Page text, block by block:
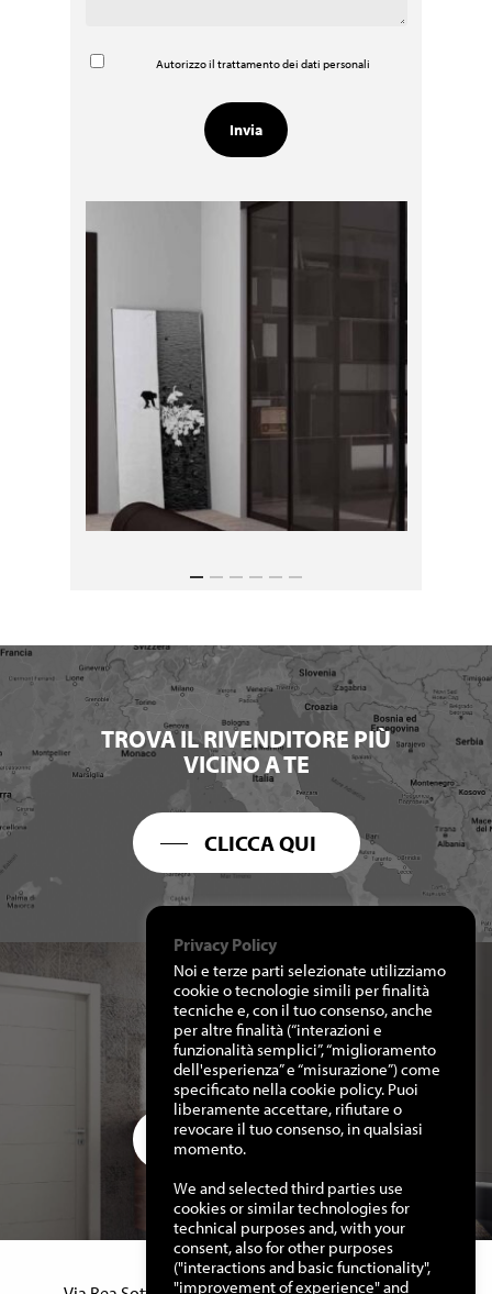
Autorizzo il trattamento dei dati personali
TROVA IL RIVENDITORE PIÙ
VICINO A TE
CLICCA QUI
RICHIEDI I NOSTRI
CATALOGHI
CLICCA QUI
Manuello Design Srl
Privacy Policy
Noi e terze parti selezionate utilizziamo
cookie o tecnologie simili per finalità
tecniche e, con il tuo consenso, anche
per altre finalità (“interazioni e
funzionalità semplici”, “miglioramento
dell'esperienza” e “misurazione”) come
specificato nella cookie policy. Puoi
liberamente accettare, rifiutare o
revocare il tuo consenso, in qualsiasi
momento.
We and selected third parties use
cookies or similar technologies for
technical purposes and, with your
consent, also for other purposes
("interactions and basic functionality",
"improvement of experience" and